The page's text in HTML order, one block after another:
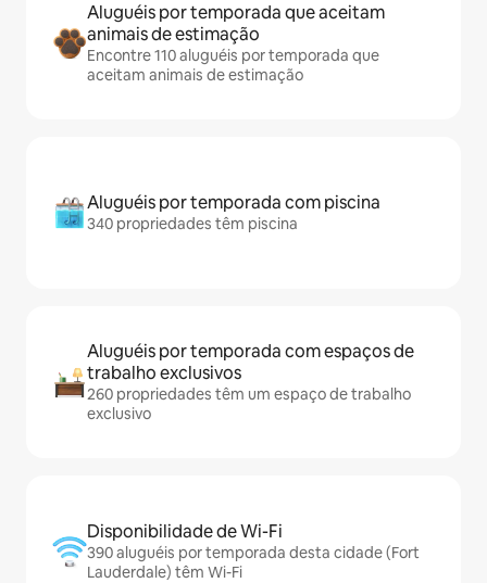
Aluguéis por temporada que aceitam
animais de estimação
Encontre 110 aluguéis por temporada que
aceitam animais de estimação
Aluguéis por temporada com piscina
340 propriedades têm piscina
Aluguéis por temporada com espaços de
trabalho exclusivos
260 propriedades têm um espaço de trabalho
exclusivo
Disponibilidade de Wi-Fi
390 aluguéis por temporada desta cidade (Fort
Lauderdale) têm Wi-Fi